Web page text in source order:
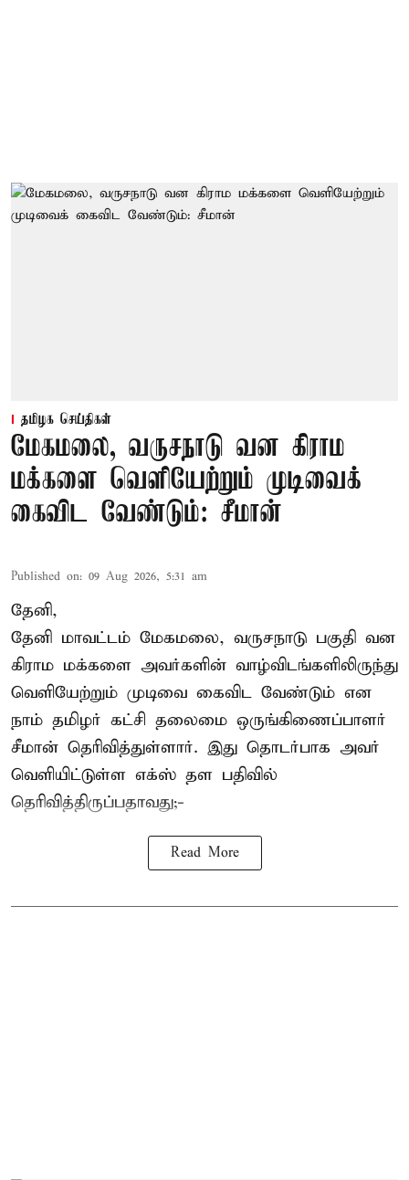
தமிழக செய்திகள்
மேகமலை, வருசநாடு வன கிராம
மக்களை வெளியேற்றும் முடிவைக்
கைவிட வேண்டும்: சீமான்
Published on: 09 Aug 2026, 5:31 am
தேனி,
தேனி மாவட்டம் மேகமலை, வருசநாடு பகுதி வன
கிராம மக்களை அவர்களின் வாழ்விடங்களிலிருந்து
வெளியேற்றும் முடிவை கைவிட வேண்டும் என
நாம் தமிழர் கட்சி தலைமை ஒருங்கிணைப்பாளர்
சீமான் தெரிவித்துள்ளார். இது தொடர்பாக அவர்
வெளியிட்டுள்ள எக்ஸ் தள பதிவில்
தெரிவித்திருப்பதாவது;-
Read More